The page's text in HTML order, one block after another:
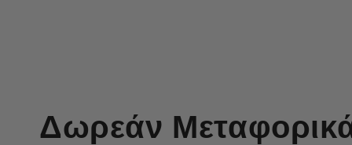
Δωρεάν